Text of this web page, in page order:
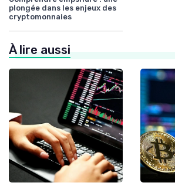
plongée dans les enjeux des
cryptomonnaies
À lire aussi